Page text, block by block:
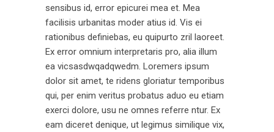
sensibus id, error epicurei mea et. Mea
facilisis urbanitas moder atius id. Vis ei
rationibus definiebas, eu quipurto zril laoreet.
Ex error omnium interpretaris pro, alia illum
ea vicsasdwqadqwedm. Loremers ipsum
dolor sit amet, te ridens gloriatur temporibus
qui, per enim veritus probatus aduo eu etiam
exerci dolore, usu ne omnes referre ntur. Ex
eam diceret denique, ut legimus similique vix,